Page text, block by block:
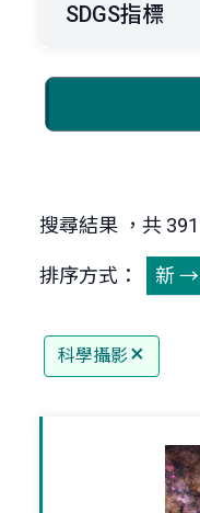
SDGS指標
搜尋結果 ，共 391
排序方式： 新 →
科學攝影